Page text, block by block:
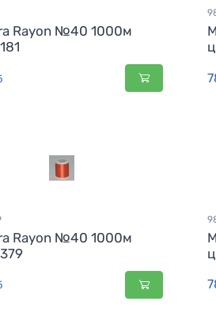
Rayon №40 1000м
Rayon №40 1000м